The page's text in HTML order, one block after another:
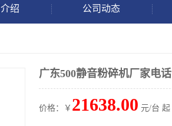
绍 公司动态
广东500静音粉碎机厂家电话
价格：￥ 21638.00 元/台 起